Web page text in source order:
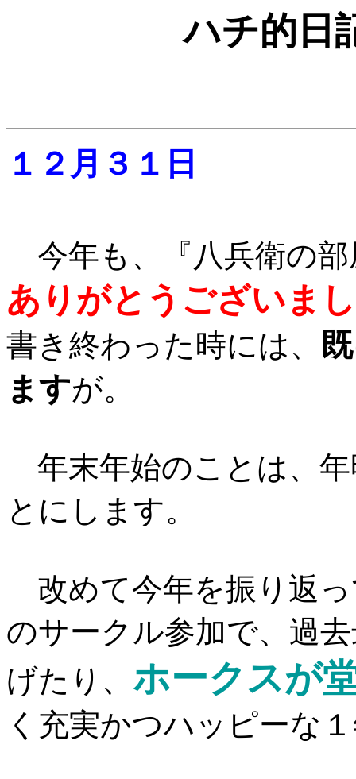
ハチ的日
１２月３１日
今年も、『八兵衛の
ありがとうございま
書き終わった時には、
ますが。
年末年始のことは、
とにします。
改めて今年を振り返
のサークル参加で、過
げたり、 ホークスが
く充実かつハッピーな